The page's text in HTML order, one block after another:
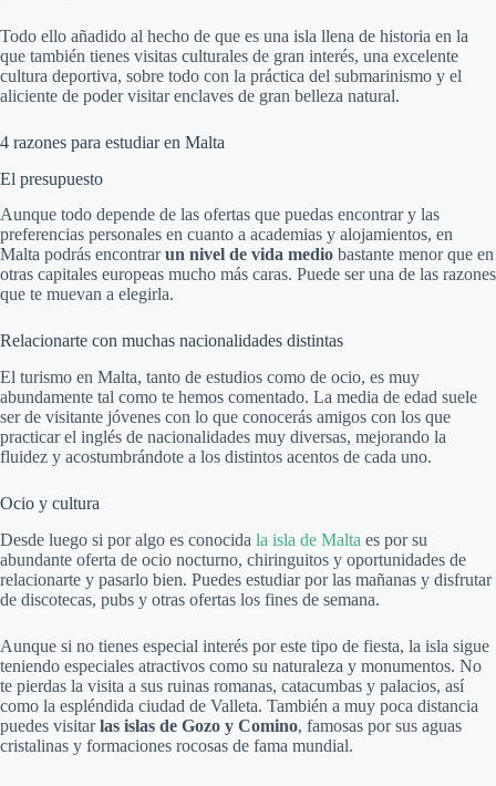
Todo ello añadido al hecho de que es una isla llena de historia en la
que también tienes visitas culturales de gran interés, una excelente
cultura deportiva, sobre todo con la práctica del submarinismo y el
aliciente de poder visitar enclaves de gran belleza natural.
4 razones para estudiar en Malta
El presupuesto
Aunque todo depende de las ofertas que puedas encontrar y las
preferencias personales en cuanto a academias y alojamientos, en
Malta podrás encontrarun nivel de vida medio bastante menor que en
otras capitales europeas mucho más caras. Puede ser una de las razones
que te muevan a elegirla.
Relacionarte con muchas nacionalidades distintas
El turismo en Malta, tanto de estudios como de ocio, es muy
abundamente tal como te hemos comentado. La media de edad suele
ser de visitante jóvenes con lo que conocerás amigos con los que
practicar el inglés de nacionalidades muy diversas, mejorando la
fluidez y acostumbrándote a los distintos acentos de cada uno.
Ocio y cultura
Desde luego si por algo es conocida la isla de Malta es por su
abundante oferta de ocio nocturno, chiringuitos y oportunidades de
relacionarte y pasarlo bien. Puedes estudiar por las mañanas y disfrutar
de discotecas, pubs y otras ofertas los fines de semana.
Aunque si no tienes especial interés por este tipo de fiesta, la isla sigue
teniendo especiales atractivos como su naturaleza y monumentos. No
te pierdas la visita a sus ruinas romanas, catacumbas y palacios, así
como la espléndida ciudad de Valleta. También a muy poca distancia
puedes visitarlas islas de Gozo y Comino, famosas por sus aguas
cristalinas y formaciones rocosas de fama mundial.